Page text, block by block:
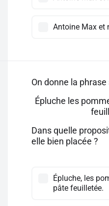
Antoine Max et
On donne la
Épluche les
Dans quelle
elle bien placée ?
Épluche, les
pâte feuilletée.